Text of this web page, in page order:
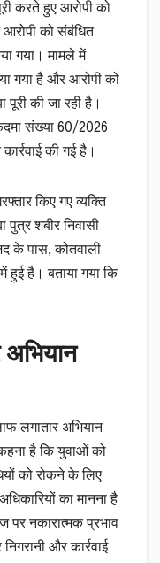
करते हुए आरोपी को
आरोपी को संबंधित
गया। मामले में
गया है और आरोपी को
की जा रही है।
संख्या 60/2026
की गई है।
किए गए व्यक्ति
पुत्र शबीर निवासी
के पास, कोतवाली
है। बताया गया कि
लगातार अभियान
है कि युवाओं को
को रोकने के लिए
का मानना है
पर नकारात्मक प्रभाव
और कार्रवाई